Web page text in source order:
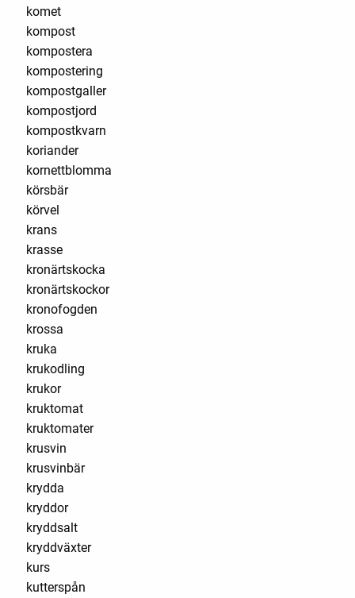
komet
kompost
kompostera
kompostering
kompostgaller
kompostjord
kompostkvarn
koriander
kornettblomma
körsbär
körvel
krans
krasse
kronärtskocka
kronärtskockor
kronofogden
krossa
kruka
krukodling
krukor
kruktomat
kruktomater
krusvin
krusvinbär
krydda
kryddor
kryddsalt
kryddväxter
kurs
kutterspån